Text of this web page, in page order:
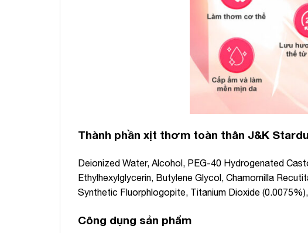
Thành phần xịt thơm toàn thân J&K
Deionized Water, Alcohol, PEG-40 Hydrogenated
Ethylhexylglycerin, Butylene Glycol, Chamomilla
Synthetic Fluorphlogopite, Titanium Dioxide
Công dụng sản phẩm